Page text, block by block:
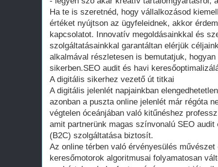
Ha te is szeretnéd, hogy vállalkozásod
értéket nyújtson az ügyfeleidnek, akkor
kapcsolatot. Innovatív megoldásainkkal és
szolgáltatásainkkal garantáltan elérjük
alkalmával részletesen is bemutatjuk,
sikerben.SEO audit és havi
A digitális sikerhez vezető út titkai
A digitális jelenlét napjainkban
azonban a puszta online jelenlét már régóta
végtelen óceánjában való kitűnéshez
amit partnerünk magas színvonalú SEO
(B2C) szolgáltatása biztosít.
Az online térben való érvényesülés
keresőmotorok algoritmusai folyamatosan